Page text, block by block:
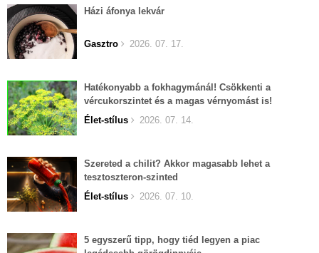
Házi áfonya lekvár
Gasztro 2026. 07. 17.
Hatékonyabb a fokhagymánál! Csökkenti a
vércukorszintet és a magas vérnyomást is!
Élet-stílus
2026. 07. 14.
Szereted a chilit? Akkor magasabb lehet a
tesztoszteron-szinted
Élet-stílus
2026. 07. 10.
5 egyszerű tipp, hogy tiéd legyen a piac